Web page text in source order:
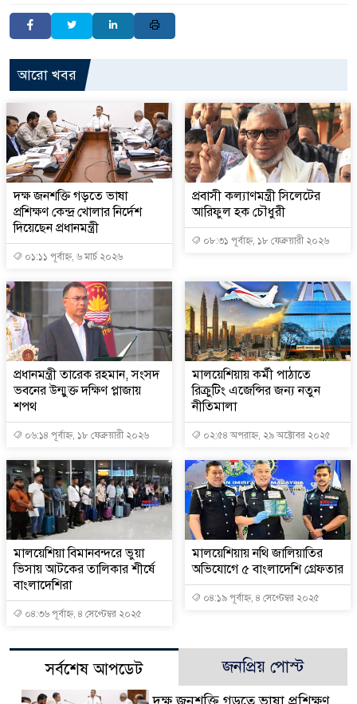
আরো খবর
দক্ষ জনশক্তি গড়তে ভাষা
প্রশিক্ষণ কেন্দ্র খোলার নির্দেশ
দিয়েছেন প্রধানমন্ত্রী
০১:১১ পূর্বাহ্ন, ৬ মার্চ ২০২৬
প্রবাসী কল্যাণমন্ত্রী সিলেটের
আরিফুল হক চৌধুরী
০৮:৩১ পূর্বাহ্ন, ১৮ ফেব্রুয়ারী ২০২৬
প্রধানমন্ত্রী তারেক রহমান, সংসদ
ভবনের উন্মুক্ত দক্ষিণ প্লাজায়
শপথ
০৬:১৪ পূর্বাহ্ন, ১৮ ফেব্রুয়ারী ২০২৬
মালয়েশিয়ায় কর্মী পাঠাতে
রিক্রুটিং এজেন্সির জন্য নতুন
নীতিমালা
০২:৫৪ অপরাহ্ন, ২৯ অক্টোবর ২০২৫
মালয়েশিয়া বিমানবন্দরে ভুয়া
ভিসায় আটকের তালিকার শীর্ষে
বাংলাদেশিরা
০৪:৩৬ পূর্বাহ্ন, ৪ সেপ্টেম্বর ২০২৫
মালয়েশিয়ায় নথি জালিয়াতির
অভিযোগে ৫ বাংলাদেশি গ্রেফতার
০৪:১৯ পূর্বাহ্ন, ৪ সেপ্টেম্বর ২০২৫
সর্বশেষ আপডেট জনপ্রিয় পোস্ট
দক্ষ জনশক্তি গড়তে ভাষা প্রশিক্ষণ